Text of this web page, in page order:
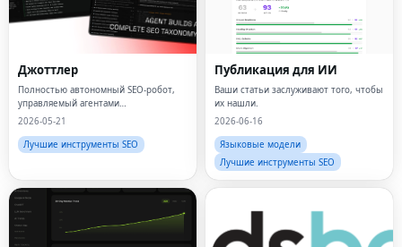
Джоттлер
Полностью автономный SEO-робот,
управляемый агентами
искусственного интеллекта.
2026-05-21
Лучшие инструменты SEO
Публикация для ИИ
Ваши статьи заслуживают того, чтобы
их нашли.
2026-06-16
Языковые модели
Лучшие инструменты SEO